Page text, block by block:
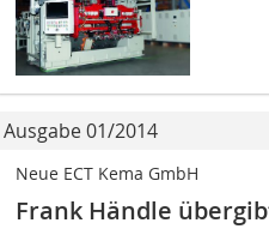
Ausgabe 01/2014
Neue ECT Kema GmbH
Frank Händle